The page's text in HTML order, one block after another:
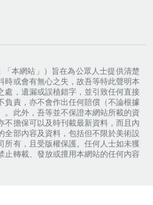
本網站」）旨在為公眾人士提供清楚
時或會有無心之失，故吾等特此聲明本
處，遺漏或誤植錯字，並引致任何直接
負責，亦不會作出任何賠償（不論根據
。此外，吾等並不保證本網站所載的資
不擔保可以及時刊載最新資料，而且內
全部內容及資料，包括但不限於美術設
所有，且受版權保護。任何人士如未獲
止轉載、發放或擅用本網站的任何內容